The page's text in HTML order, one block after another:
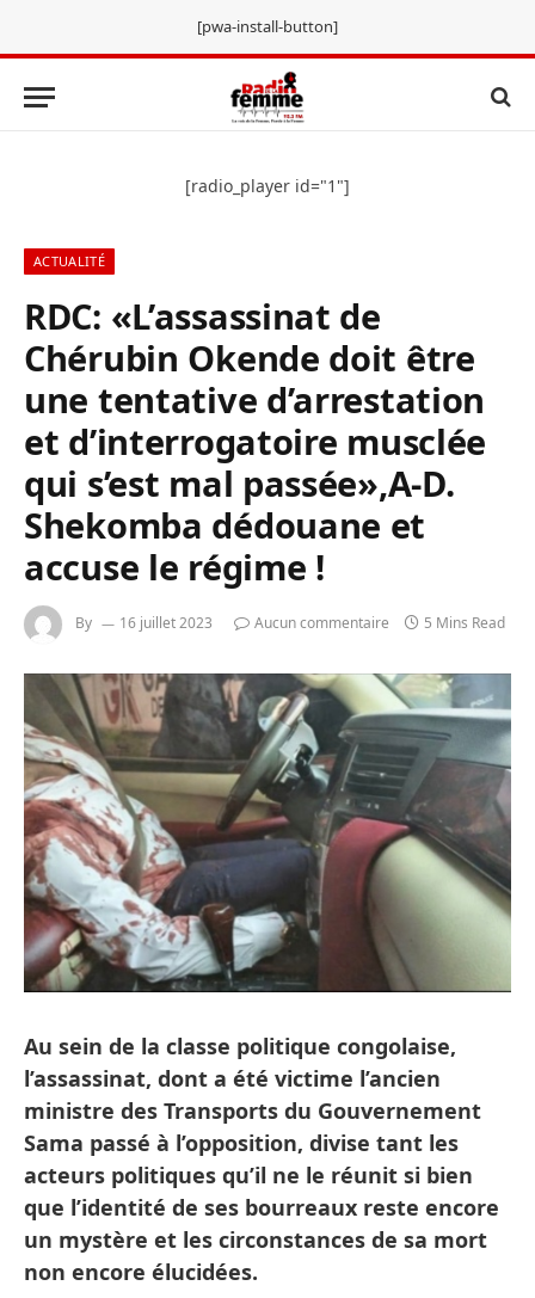
[pwa-install-button]
[radio_player id="1"]
ACTUALITÉ
RDC: «L’assassinat de
Chérubin Okende doit être
une tentative d’arrestation
et d’interrogatoire musclée
qui s’est mal passée»,A-D.
Shekomba dédouane et
accuse le régime !
By 16 juillet 2023 Aucun commentaire 5 Mins Read
Au sein de la classe politique congolaise,
l’assassinat, dont a été victime l’ancien
ministre des Transports du Gouvernement
Sama passé à l’opposition, divise tant les
acteurs politiques qu’il ne le réunit si bien
que l’identité de ses bourreaux reste encore
un mystère et les circonstances de sa mort
non encore élucidées.